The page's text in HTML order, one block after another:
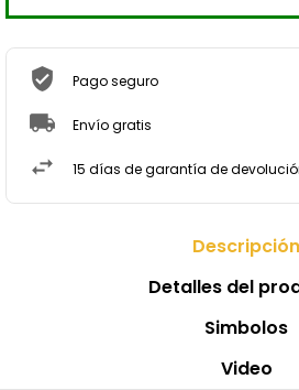
Pago seguro
Envío gratis
15 días de garantía de
Descripción
Detalles del
Simbolos
Video